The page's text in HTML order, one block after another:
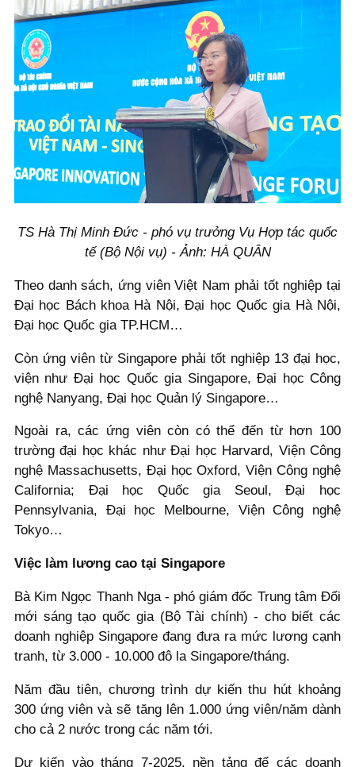
TS Hà Thị Minh Đức - phó vụ trưởng Vụ Hợp tác quốc
tế (Bộ Nội vụ) - Ảnh: HÀ QUÂN
Theo danh sách, ứng viên Việt Nam phải tốt nghiệp tại
Đại học Bách khoa Hà Nội, Đại học Quốc gia Hà Nội,
Đại học Quốc gia TP.HCM…
Còn ứng viên từ Singapore phải tốt nghiệp 13 đại học,
viện như Đại học Quốc gia Singapore, Đại học Công
nghệ Nanyang, Đại học Quản lý Singapore…
Ngoài ra, các ứng viên còn có thể đến từ hơn 100
trường đại học khác như Đại học Harvard, Viện Công
nghệ Massachusetts, Đại học Oxford, Viện Công nghệ
California; Đại học Quốc gia Seoul, Đại học
Pennsylvania, Đại học Melbourne, Viện Công nghệ
Tokyo…
Việc làm lương cao tại Singapore
Bà Kim Ngọc Thanh Nga - phó giám đốc Trung tâm Đổi
mới sáng tạo quốc gia (Bộ Tài chính) - cho biết các
doanh nghiệp Singapore đang đưa ra mức lương cạnh
tranh, từ 3.000 - 10.000 đô la Singapore/tháng.
Năm đầu tiên, chương trình dự kiến thu hút khoảng
300 ứng viên và sẽ tăng lên 1.000 ứng viên/năm dành
cho cả 2 nước trong các năm tới.
Dự kiến vào tháng 7-2025, nền tảng để các doanh